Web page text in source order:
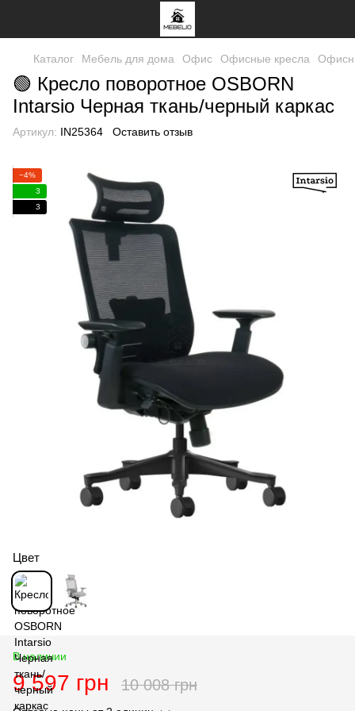
Каталог Мебель для дома Офис Офисные кресла
🟢 Кресло поворотное OSBORN
Intarsio Черная ткань/черный каркас
Артикул: IN25364 Оставить отзыв
−4%
3
3
Цвет
В наличии
9 597 грн 10 008 грн